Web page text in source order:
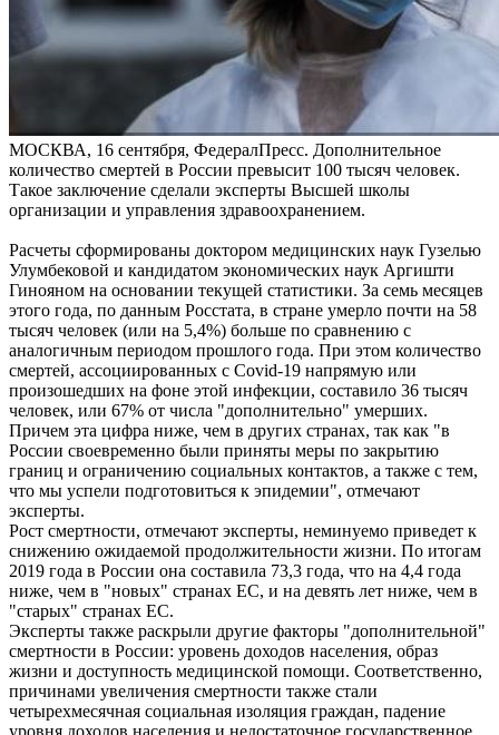
МОСКВА, 16 сентября, ФедералПресс. Дополнительное
количество смертей в России превысит 100 тысяч человек.
Такое заключение сделали эксперты Высшей школы
организации и управления здравоохранением.
Расчеты сформированы доктором медицинских наук Гузелью
Улумбековой и кандидатом экономических наук Аргишти
Гинояном на основании текущей статистики. За семь месяцев
этого года, по данным Росстата, в стране умерло почти на 58
тысяч человек (или на 5,4%) больше по сравнению с
аналогичным периодом прошлого года. При этом количество
смертей, ассоциированных с Covid-19 напрямую или
произошедших на фоне этой инфекции, составило 36 тысяч
человек, или 67% от числа "дополнительно" умерших.
Причем эта цифра ниже, чем в других странах, так как "в
России своевременно были приняты меры по закрытию
границ и ограничению социальных контактов, а также с тем,
что мы успели подготовиться к эпидемии", отмечают
эксперты.
Рост смертности, отмечают эксперты, неминуемо приведет к
снижению ожидаемой продолжительности жизни. По итогам
2019 года в России она составила 73,3 года, что на 4,4 года
ниже, чем в "новых" странах ЕС, и на девять лет ниже, чем в
"старых" странах ЕС.
Эксперты также раскрыли другие факторы "дополнительной"
смертности в России: уровень доходов населения, образ
жизни и доступность медицинской помощи. Соответственно,
причинами увеличения смертности также стали
четырехмесячная социальная изоляция граждан, падение
уровня доходов населения и недостаточное государственное